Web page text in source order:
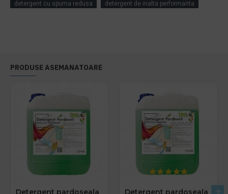
detergent cu spuma redusa
detergent de inalta performanta
PRODUSE ASEMANATOARE
Detergent pardoseala Detergent pardoseala